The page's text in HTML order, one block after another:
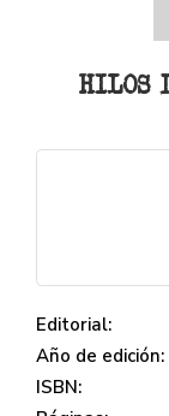
HILOS
Editorial:
Año de edición:
ISBN: